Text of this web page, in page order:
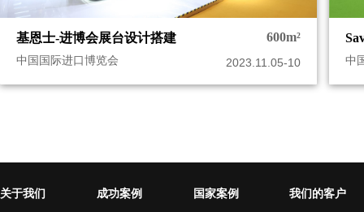
基恩士-进博会展台设计搭建 600m²
中国国际进口博览会 2023.11.05-10 中
关于我们 成功案例 国家案例 我们的客户